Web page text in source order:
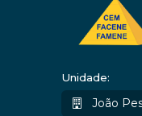
Unidade:
João